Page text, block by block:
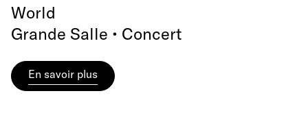
World
Grande Salle • Concert
En savoir plus